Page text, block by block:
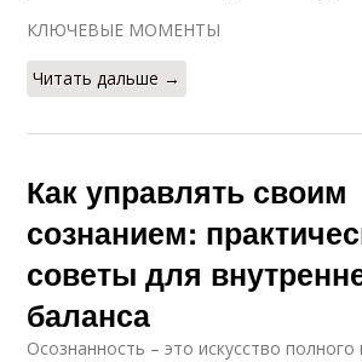
КЛЮЧЕВЫЕ МОМЕНТЫ
Читать дальше →
Как управлять своим
сознанием:
советы для
баланса
Осознанность – это искусство полного